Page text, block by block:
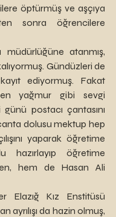
öptürmüş ve aşçıya
sonra öğrencilere
Gündüzleri de
ediyormuş. Fakat
yağmur gibi sevgi
postacı çantasını
dolusu mektup hep
yaparak öğretime
hazırlayıp öğretime
hem de Hasan Ali
ayrılışı da hazin olmuş,